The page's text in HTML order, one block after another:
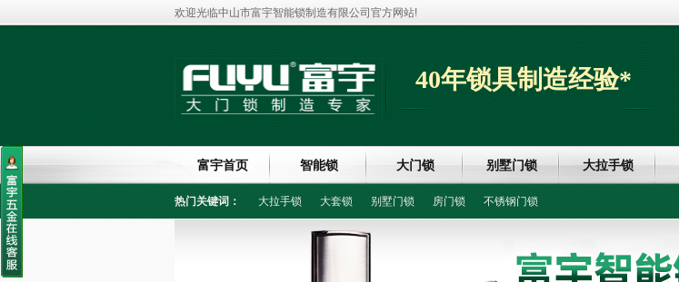
欢迎光临中山市富宇智能锁制造有限公司官方网站!
40年锁具制造经验*
富宇首页 智能锁 大门锁 别墅门锁 大拉手锁
热门关键词： 大拉手锁 大套锁 别墅门锁 房门锁 不锈钢门锁